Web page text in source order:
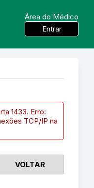
Área do Médico
Entrar
1433. Erro:
TCP/IP na
VOLTAR